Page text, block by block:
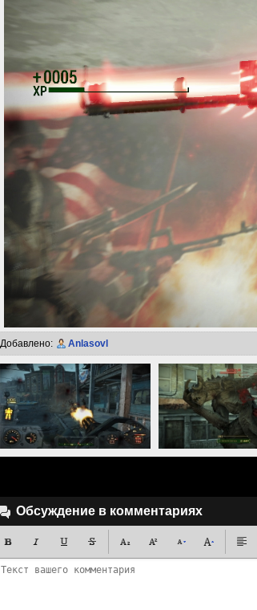
Добавлено: Anlasovl
Обсуждение в комментариях